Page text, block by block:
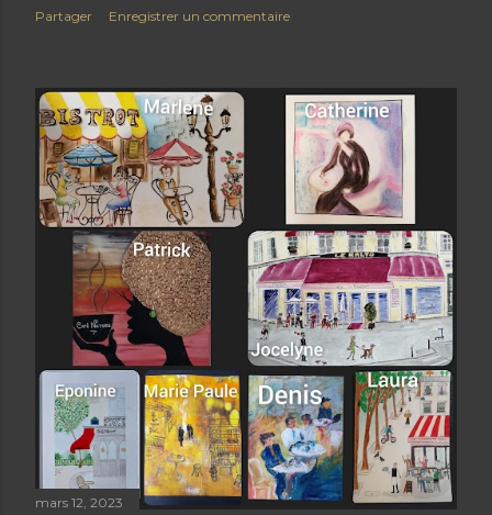
Partager Enregistrer un commentaire
mars 12, 2023